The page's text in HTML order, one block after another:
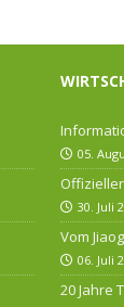
05.
30. Juli
Vom
06. Juli
20 Jahre